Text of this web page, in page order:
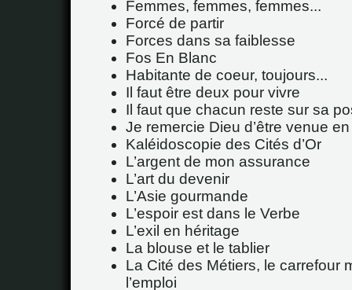
Femmes, femmes, femmes...
Forcé de partir
Forces dans sa faiblesse
Fos En Blanc
Habitante de coeur, toujours...
Il faut être deux pour vivre
Il faut que chacun reste sur sa
Je remercie Dieu d’être venue
Kaléidoscopie des Cités d’Or
L’argent de mon assurance
L’art du devenir
L’Asie gourmande
L’espoir est dans le Verbe
L’exil en héritage
La blouse et le tablier
La Cité des Métiers, le carrefour
l’emploi